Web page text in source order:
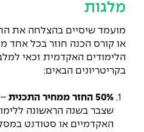
מלגות
מועמד שיסיים בהצלחה את
או קורס הכנה חוזר בכל אחד
הלימודים האקדמית זכאי
בקריטריונים הבאים:
50% החזר ממחיר התכנית